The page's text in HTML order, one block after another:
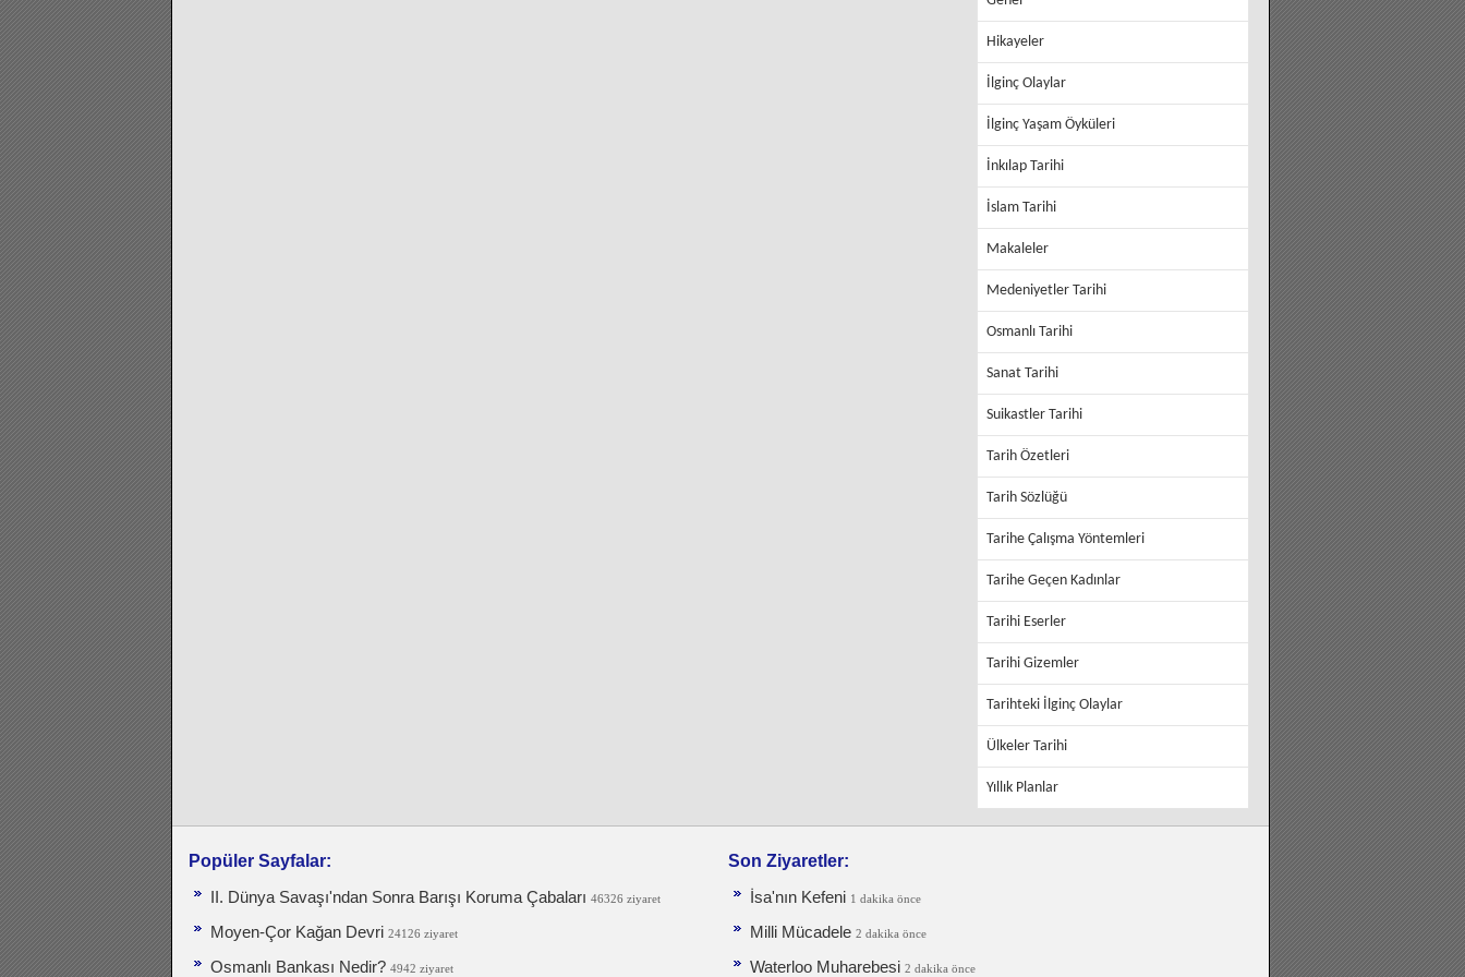
Hikayeler
İlginç Olaylar
İlginç Yaşam Öyküleri
İnkılap Tarihi
İslam Tarihi
Makaleler
Medeniyetler Tarihi
Osmanlı Tarihi
Sanat Tarihi
Suikastler Tarihi
Tarih Özetleri
Tarih Sözlüğü
Tarihe Çalışma Yöntemleri
Tarihe Geçen Kadınlar
Tarihi Eserler
Tarihi Gizemler
Tarihteki İlginç Olaylar
Ülkeler Tarihi
Yıllık Planlar
Popüler Sayfalar:
II. Dünya Savaşı'ndan Sonra Barışı Koruma Ça­baları 46326 ziyaret
Moyen-Çor Kağan Devri 24126 ziyaret
Osmanlı Bankası Nedir? 4942 ziyaret
Son Ziyaretler:
İsa'nın Kefeni 1 dakika önce
Milli Mücadele 2 dakika önce
Waterloo Muharebesi 2 dakika önce